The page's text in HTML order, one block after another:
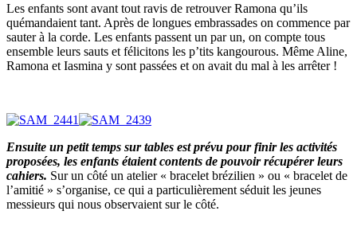
Les enfants sont avant tout ravis de retrouver Ramona qu’ils
quémandaient tant. Après de longues embrassades on commence par
sauter à la corde. Les enfants passent un par un, on compte tous
ensemble leurs sauts et félicitons les p’tits kangourous. Même Aline,
Ramona et Iasmina y sont passées et on avait du mal à les arrêter !
Ensuite un petit temps sur tables est prévu pour finir les activités
proposées, les enfants étaient contents de pouvoir récupérer leurs
cahiers. Sur un côté un atelier « bracelet brézilien » ou « bracelet de
l’amitié » s’organise, ce qui a particulièrement séduit les jeunes
messieurs qui nous observaient sur le côté.